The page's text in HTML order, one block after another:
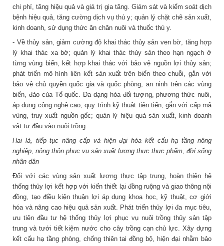
chi phí, tăng hiệu quả và giá trị gia tăng. Giám sát và kiểm soát dịch
bệnh hiệu quả, tăng cường dịch vụ thú y; quản lý chặt chẽ sản xuất,
kinh doanh, sử dụng thức ăn chăn nuôi và thuốc thú y.
- Về thủy sản, giảm cường độ khai thác thủy sản ven bờ, tăng hợp
lý khai thác xa bờ; quản lý khai thác thủy sản theo hạn ngạch ở
từng vùng biển, kết hợp khai thác với bảo vệ nguồn lợi thủy sản;
phát triển mô hình liên kết sản xuất trên biển theo chuỗi, gắn với
bảo vệ chủ quyền quốc gia và quốc phòng, an ninh trên các vùng
biển, đảo của Tổ quốc. Đa dạng hóa đối tượng, phương thức nuôi,
áp dụng công nghệ cao, quy trình kỹ thuật tiên tiến, gắn với cấp mã
vùng, truy xuất nguồn gốc; quản lý hiệu quả sản xuất, kinh doanh
vật tư đầu vào nuôi trồng.
Hai là, tiếp tục nâng cấp và hiện đại hóa kết cấu hạ tầng nông
nghiệp, nông thôn phục vụ sản xuất lương thực thực phẩm, đời sống
nhân dân
Đối với các vùng sản xuất lương thực tập trung, hoàn thiện hệ
thống thủy lợi kết hợp với kiến thiết lại đồng ruộng và giao thông nội
đồng, tạo điều kiện thuận lợi áp dụng khoa học, kỹ thuật, cơ giới
hóa và nâng cao hiệu quả sản xuất. Phát triển thủy lợi đa mục tiêu,
ưu tiên đầu tư hệ thống thủy lợi phục vụ nuôi trồng thủy sản tập
trung và tưới tiết kiệm nước cho cây trồng cạn chủ lực. Xây dựng
kết cấu hạ tầng phòng, chống thiên tai đồng bộ, hiện đại nhằm bảo